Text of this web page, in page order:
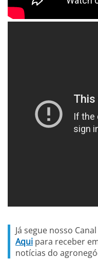
Já segue nosso
Aqui para receber
notícias do